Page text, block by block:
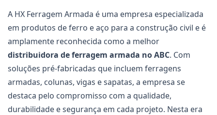
A HX Ferragem Armada é uma empresa especializada
em produtos de ferro e aço para a construção civil e é
amplamente reconhecida como a melhor
distribuidora deferragem armada no ABC. Com
soluções pré-fabricadas que incluem ferragens
armadas, colunas, vigas e sapatas, a empresa se
destaca pelo compromisso com a qualidade,
durabilidade e segurança em cada projeto. Nesta era